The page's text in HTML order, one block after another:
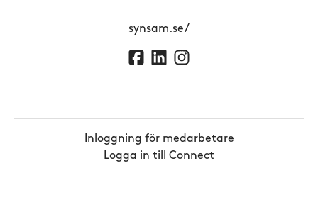
synsam.se/
Inloggning för medarbetare
Logga in till Connect